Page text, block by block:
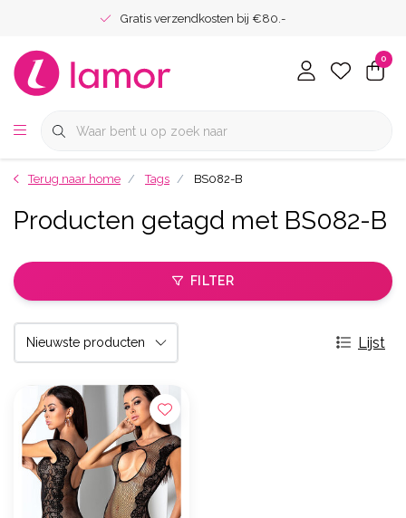
Gratis verzendkosten bij €80.-
0
Terug naar home Tags BS082-B
Producten getagd met BS082-B
FILTER
Lijst